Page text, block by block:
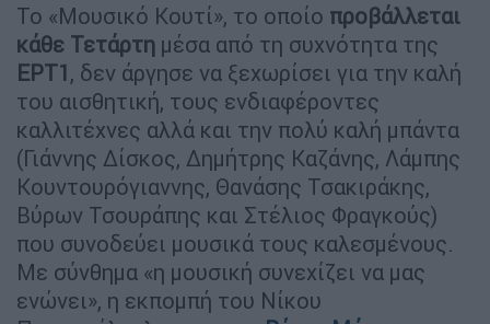
Το «Μουσικό Κουτί», το οποίο προβάλλεται
κάθε Τετάρτη μέσα από τη συχνότητα της
ΕΡΤ1, δεν άργησε να ξεχωρίσει για την καλή
του αισθητική, τους ενδιαφέροντες
καλλιτέχνες αλλά και την πολύ καλή μπάντα
(Γιάννης Δίσκος, Δημήτρης Καζάνης, Λάμπης
Κουντουρόγιαννης, Θανάσης Τσακιράκης,
Βύρων Τσουράπης και Στέλιος Φραγκούς)
που συνοδεύει μουσικά τους καλεσμένους.
Με σύνθημα «η μουσική συνεχίζει να μας
ενώνει», η εκπομπή του Νίκου